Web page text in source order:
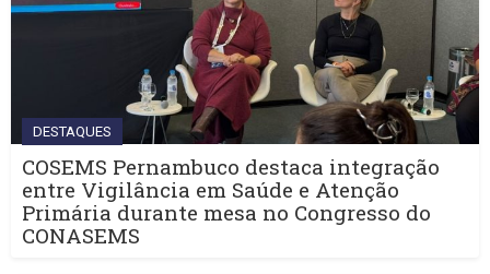
DESTAQUES
COSEMS Pernambuco destaca integração
entre Vigilância em Saúde e Atenção
Primária durante mesa no Congresso do
CONASEMS